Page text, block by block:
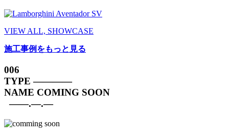
VIEW ALL, SHOWCASE
施工事例をもっと見る
006
TYPE ————
NAME COMING SOON
——.—.—